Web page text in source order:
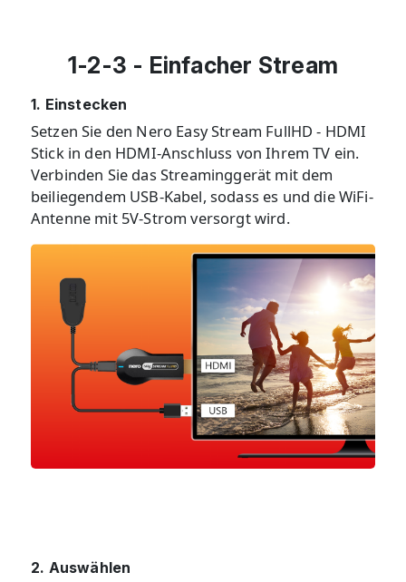
1-2-3 - Einfacher Stream
1. Einstecken
Setzen Sie den Nero Easy Stream FullHD - HDMI
Stick in den HDMI-Anschluss von Ihrem TV ein.
Verbinden Sie das Streaminggerät mit dem
beiliegendem USB-Kabel, sodass es und die WiFi-
Antenne mit 5V-Strom versorgt wird.
2. Auswählen